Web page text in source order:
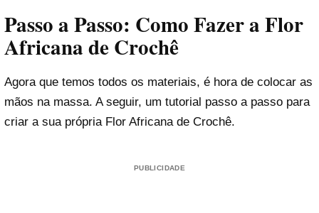
Passo a Passo: Como Fazer a Flor
Africana de Crochê
Agora que temos todos os materiais, é hora de colocar as
mãos na massa. A seguir, um tutorial passo a passo para
criar a sua própria Flor Africana de Crochê.
PUBLICIDADE